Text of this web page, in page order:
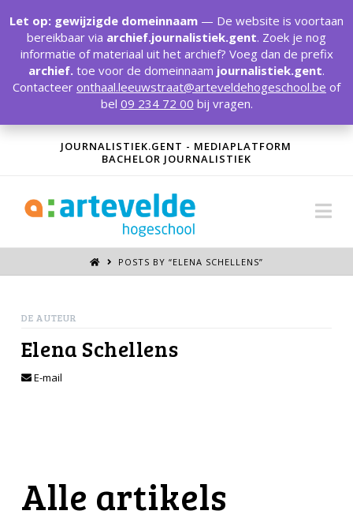
JOURNALISTIEK.GENT - MEDIAPLATFORM
BACHELOR JOURNALISTIEK
POSTS BY “ELENA SCHELLENS”
DE AUTEUR
Elena Schellens
E-mail
Alle artikels
Let op: gewijzigde domeinnaam — De website is voortaan
bereikbaar via archief.journalistiek.gent. Zoek je nog
informatie of materiaal uit het archief? Voeg dan de prefix
archief. toe voor de domeinnaam journalistiek.gent.
Contacteer onthaal.leeuwstraat@arteveldehogeschool.be of
bel 09 234 72 00 bij vragen.